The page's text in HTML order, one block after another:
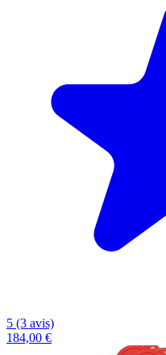
5 (3 avis)
184,00 €